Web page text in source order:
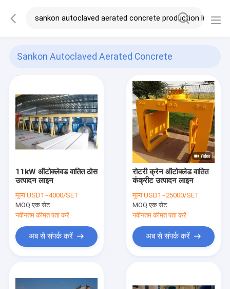
Sankon Autoclaved Aerated Concrete
Production Line
(120)
11kW ऑटोक्लेवड वातित ठोस
उत्पादन लाइन
मूल्य:USD1~4000/SET
MOQ:एक सेट
नवीनतम कीमत पता करें
अब से संपर्क करें
रोटरी क्रेन ऑटोक्लेड वातित
कंक्रीट उत्पादन लाइन
मूल्य:USD1~25000/SET
MOQ:एक सेट
नवीनतम कीमत पता करें
अब से संपर्क करें